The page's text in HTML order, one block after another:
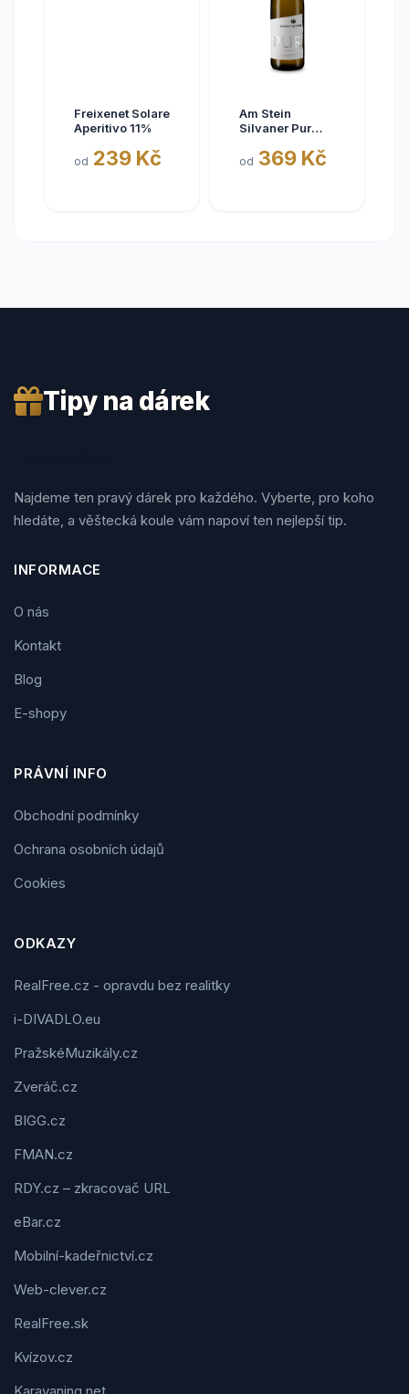
Freixenet Solare
Aperitivo 11%
od 239 Kč
Am Stein
Silvaner Pur
od 369 Kč
Tipy na dárek
Najdeme ten pravý dárek pro každého. Vyberte, pro koho
hledáte, a věštecká koule vám napoví ten nejlepší tip.
INFORMACE
O nás
Kontakt
Blog
E-shopy
PRÁVNÍ INFO
Obchodní podmínky
Ochrana osobních údajů
Cookies
ODKAZY
RealFree.cz - opravdu bez realitky
i-DIVADLO.eu
PražskéMuzikály.cz
Zveráč.cz
BIGG.cz
FMAN.cz
RDY.cz – zkracovač URL
eBar.cz
Mobilní-kadeřnictví.cz
Web-clever.cz
RealFree.sk
Kvízov.cz
Karavaning.net